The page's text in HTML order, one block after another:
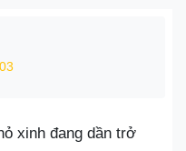
xinh đang dần trở